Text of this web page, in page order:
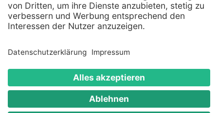
Alle genannten Produkte und Logos sind eingetragene
Warenzeichen der jeweiligen Hersteller.
Copyright © 2008 - 2026 Toys for Fun GmbH - Alle
Rechte vorbehalten